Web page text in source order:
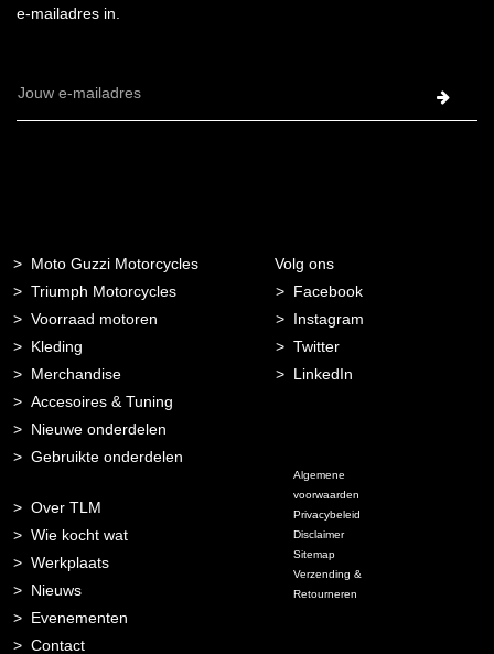
e-mailadres in.
E-
Moto Guzzi Motorcycles
Triumph Motorcycles
Voorraad motoren
Kleding
Merchandise
Accesoires & Tuning
Nieuwe onderdelen
Gebruikte onderdelen
Over TLM
Wie kocht wat
Werkplaats
Nieuws
Evenementen
Contact
Volg ons
Facebook
Instagram
Twitter
LinkedIn
Algemene
voorwaarden
Privacybeleid
Disclaimer
Sitemap
Verzending &
Retourneren